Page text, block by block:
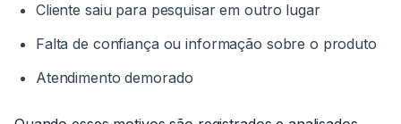
Cliente saiu para pesquisar em outro lugar
Falta de confiança ou informação sobre o produto
Atendimento demorado